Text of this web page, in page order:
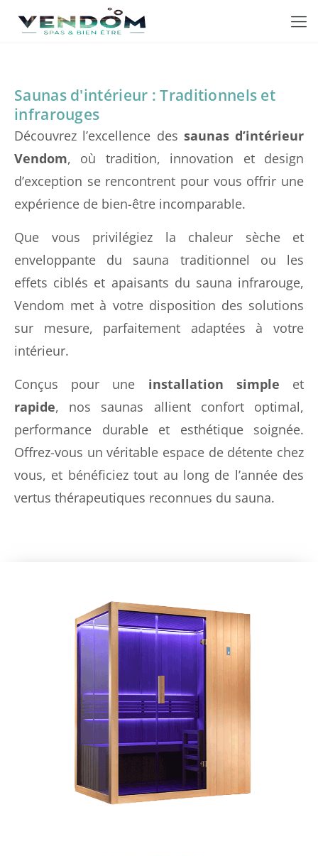
Saunas d'intérieur : Traditionnels et
infrarouges
Découvrez l’excellence des saunas d’intérieur
Vendom, où tradition, innovation et design
d’exception se rencontrent pour vous offrir une
expérience de bien-être incomparable.
Que vous privilégiez la chaleur sèche et
enveloppante du sauna traditionnel ou les
effets ciblés et apaisants du sauna infrarouge,
Vendom met à votre disposition des solutions
sur mesure, parfaitement adaptées à votre
intérieur.
Conçus pour une installation simple et
rapide, nos saunas allient confort optimal,
performance durable et esthétique soignée.
Offrez-vous un véritable espace de détente chez
vous, et bénéficiez tout au long de l’année des
vertus thérapeutiques reconnues du sauna.